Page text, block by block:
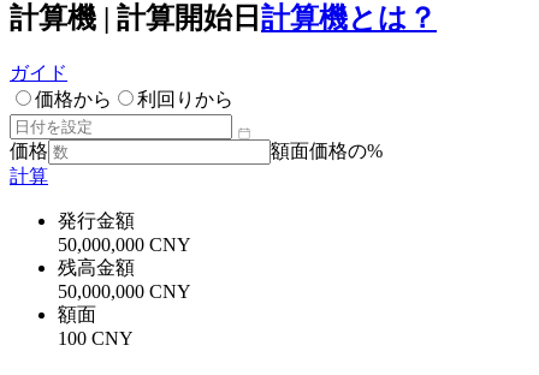
計算機 | 計算開始日 計算機とは？
ガイド
価格から
利回りから
価格
額面価格の%
計算
発行金額
50,000,000 CNY
残高金額
50,000,000 CNY
額面
100 CNY